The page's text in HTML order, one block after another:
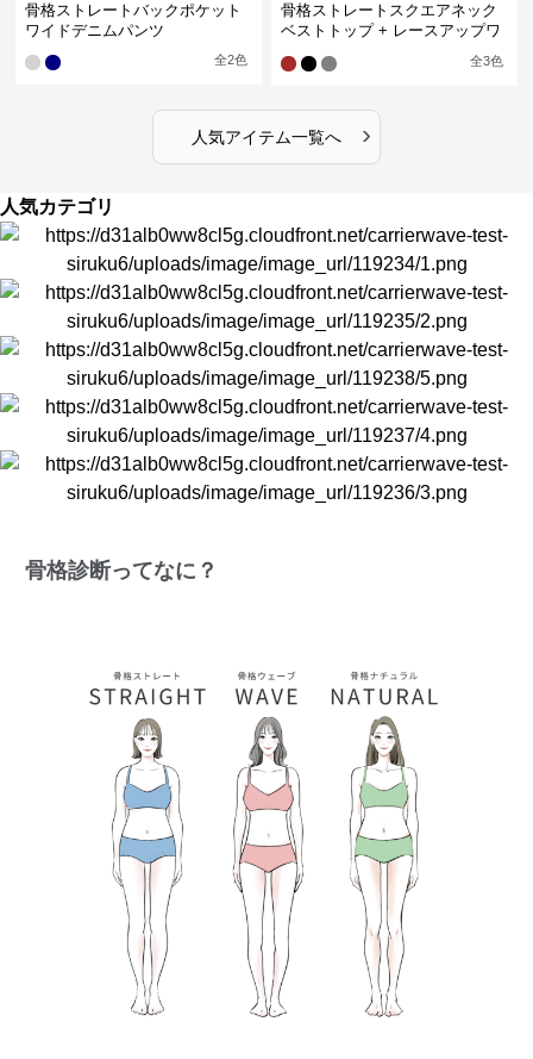
骨格ストレートバックポケット
ワイドデニムパンツ
全2色
骨格ストレートスクエアネック
ベストトップ + レースアップワ
イドレッグパンツセットアップ
全3色
人気アイテム一覧へ ›
人気カテゴリ
骨格診断ってなに？